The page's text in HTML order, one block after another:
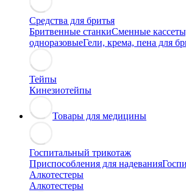
Средства для бритья
Бритвенные станкиСменные
одноразовыеГели, крема, пена для
Тейпы
Кинезиотейпы
Товары для медицины
Госпитальный трикотаж
Приспособления для надевания
Алкотестеры
Алкотестеры